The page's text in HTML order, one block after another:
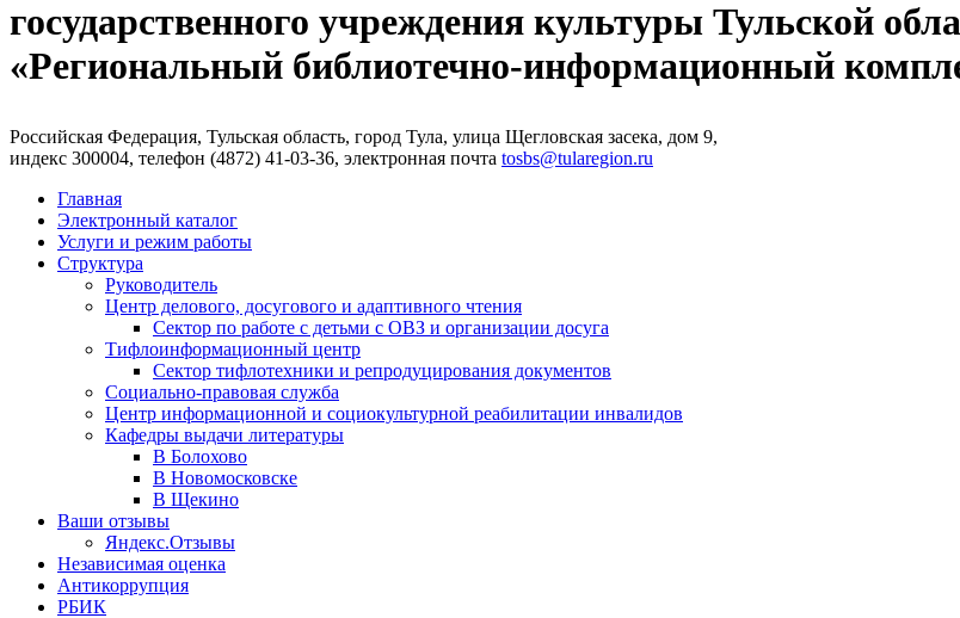
государственного учреждения культуры Тульской
«Региональный библиотечно-информационный
Российская Федерация, Тульская область, город Тула, улица Щегловская засека, дом 9,
индекс 300004, телефон (4872) 41-03-36, электронная почта tosbs@tularegion.ru
Главная
Электронный каталог
Услуги и режим работы
Структура
Руководитель
Центр делового, досугового и адаптивного чтения
Сектор по работе с детьми с ОВЗ и организации досуга
Тифлоинформационный центр
Сектор тифлотехники и репродуцирования документов
Социально-правовая служба
Центр информационной и социокультурной реабилитации инвалидов
Кафедры выдачи литературы
В Болохово
В Новомосковске
В Щекино
Ваши отзывы
Яндекс.Отзывы
Независимая оценка
Антикоррупция
РБИК